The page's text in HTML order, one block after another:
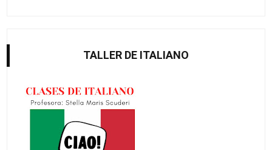
TALLER DE ITALIANO